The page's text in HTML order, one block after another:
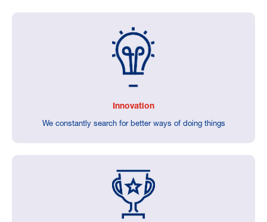
Innovation
We constantly search for better ways of doing things